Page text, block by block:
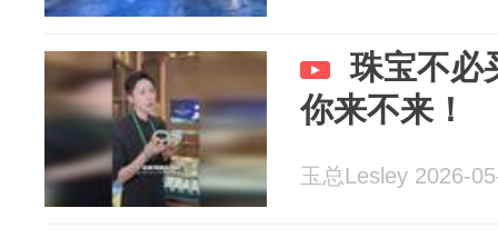
珠宝不必
你来不来！
玉总Lesley 2026-